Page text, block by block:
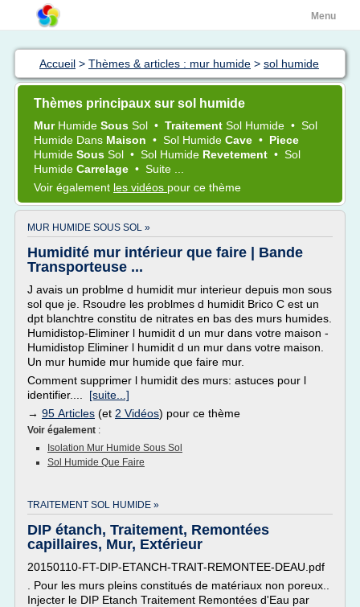
Menu
Accueil > Thèmes & articles : mur humide > sol humide
Thèmes principaux sur sol humide
Mur Humide Sous Sol • Traitement Sol Humide • Sol
Humide Dans Maison • Sol Humide Cave • Piece
Humide Sous Sol • Sol Humide Revetement • Sol
Humide Carrelage • Suite ...
Voir également les vidéos pour ce thème
MUR HUMIDE SOUS SOL »
Humidité mur intérieur que faire | Bande
Transporteuse ...
J avais un problme d humidit mur interieur depuis mon sous
sol que je. Rsoudre les problmes d humidit Brico C est un
dpt blanchtre constitu de nitrates en bas des murs humides.
Humidistop-Eliminer l humidit d un mur dans votre maison -
Humidistop Eliminer l humidit d un mur dans votre maison.
Un mur humide mur humide que faire mur.
Comment supprimer l humidit des murs: astuces pour l
identifier.... [suite...]
→ 95 Articles (et 2 Vidéos) pour ce thème
Voir également :
Isolation Mur Humide Sous Sol
Sol Humide Que Faire
TRAITEMENT SOL HUMIDE »
DIP étanch, Traitement, Remontées
capillaires, Mur, Extérieur
20150110-FT-DIP-ETANCH-TRAIT-REMONTEE-DEAU.pdf
. Pour les murs pleins constitués de matériaux non poreux..
Injecter le DIP Etanch Traitement Remontées d'Eau par